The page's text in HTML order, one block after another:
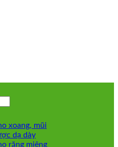
xoang, mũi
dạ dày
răng miệng